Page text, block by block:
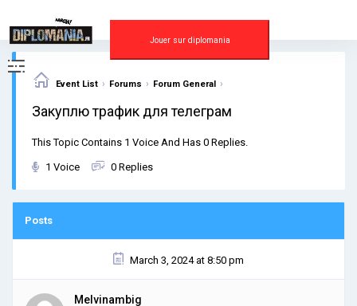
content
Jouer sur diplomania
Event List › Forums › Forum General ›
Закуплю трафик для телеграм
This Topic Contains 1 Voice And Has 0 Replies.
1 Voice 0 Replies
Posts
March 3, 2024 at 8:50 pm
Melvinambig